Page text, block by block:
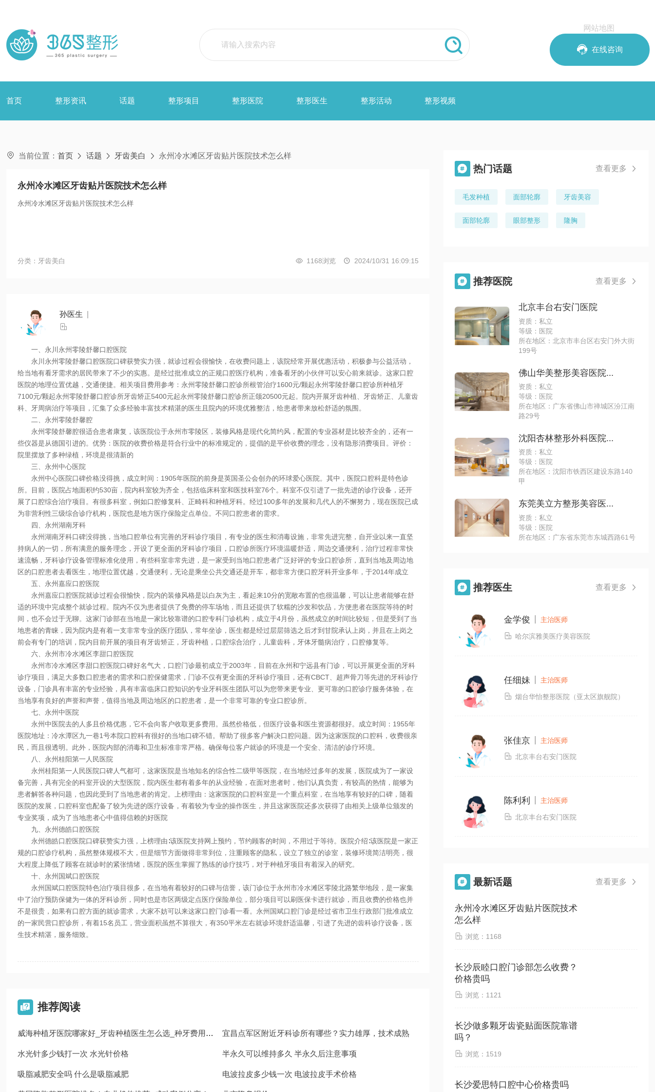

网站地图
 在线咨询
首页 整形资讯 话题 整形项目 整形医院 整形医生 整形活动 整形视频
 当前位置： 首页  话题  牙齿美白  永州冷水滩区牙齿贴片医院技术怎么样
永州冷水滩区牙齿贴片医院技术怎么样
永州冷水滩区牙齿贴片医院技术怎么样
分类：牙齿美白  1168浏览  2024/10/31 16:09:15
孙医生

一、永川永州零陵舒馨口腔医院
永川永州零陵舒馨口腔医院口碑获赞实力强，就诊过程会很愉快，在收费问题上，该院经常开展优惠活动，积极参与公益活动，
给当地有看牙需求的居民带来了不少的实惠。是经过批准成立的正规口腔医疗机构，准备看牙的小伙伴可以安心前来就诊。这家口腔
医院的地理位置优越，交通便捷。相关项目费用参考：永州零陵舒馨口腔诊所根管治疗1600元/颗起永州零陵舒馨口腔诊所种植牙
7100元/颗起永州零陵舒馨口腔诊所牙齿矫正5400元起永州零陵舒馨口腔诊所正颌20500元起。院内开展牙齿种植、牙齿矫正、儿童齿
科、牙周病治疗等项目，汇集了众多经验丰富技术精湛的医生且院内的环境优雅整洁，给患者带来放松舒适的氛围。
二、永州零陵舒馨腔
永州零陵舒馨腔很适合患者康复，该医院位于永州市零陵区，装修风格是现代化简约风，配置的专业器材是比较齐全的，还有一
些仪器是从德国引进的。优势：医院的收费价格是符合行业中的标准规定的，提倡的是平价收费的理念，没有隐形消费项目。评价：
院里摆放了多种绿植，环境是很清新的
三、永州中心医院
永州中心医院口碑价格没得挑，成立时间：1905年医院的前身是英国圣公会创办的环球爱心医院。其中，医院口腔科是特色诊
所。目前，医院占地面积约530亩，院内科室较为齐全，包括临床科室和医技科室76个。科室不仅引进了一批先进的诊疗设备，还开
展了口腔综合治疗项目。有很多科室，例如口腔修复科、正畸科和种植牙科。经过100多年的发展和几代人的不懈努力，现在医院已成
为非营利性三级综合诊疗机构，医院也是地方医疗保险定点单位。不同口腔患者的需求。
四、永州湖南牙科
永州湖南牙科口碑没得挑，当地口腔单位有完善的牙科诊疗项目，有专业的医生和消毒设施，非常先进完整，自开业以来一直坚
持病人的一切，所有满意的服务理念，开设了更全面的牙科诊疗项目，口腔诊所医疗环境温暖舒适，周边交通便利，治疗过程非常快
速流畅，牙科诊疗设备管理标准化使用，有些科室非常先进，是一家受到当地口腔患者广泛好评的专业口腔诊所，直到当地及周边地
区的口腔患者去看医生，地理位置优越，交通便利，无论是乘坐公共交通还是开车，都非常方便口腔牙科开业多年，于2014年成立
五、永州嘉应口腔医院
永州嘉应口腔医院就诊过程会很愉快，院内的装修风格是以白灰为主，看起来10分的宽敞布置的也很温馨，可以让患者能够在舒
适的环境中完成整个就诊过程。院内不仅为患者提供了免费的停车场地，而且还提供了软糯的沙发和饮品，方便患者在医院等待的时
间，也不会过于无聊。这家门诊部在当地是一家比较靠谱的口腔专科门诊机构，成立于4月份，虽然成立的时间比较短，但是受到了当
地患者的青睐，因为院内是有着一支非常专业的医疗团队，常年坐诊，医生都是经过层层筛选之后才到甘院承认上岗，并且在上岗之
前会有专门的培训，院内目前开展的项目有牙齿矫正，牙齿种植，口腔综合治疗，儿童齿科，牙体牙髓病治疗，口腔修复等。
六、永州市冷水滩区李甜口腔医院
永州市冷水滩区李甜口腔医院口碑好名气大，口腔门诊最初成立于2003年，目前在永州和宁远县有门诊，可以开展更全面的牙科
诊疗项目，满足大多数口腔患者的需求和口腔保健需求，门诊不仅有更全面的牙科诊疗项目，还有CBCT、超声骨刀等先进的牙科诊疗
设备，门诊具有丰富的专业经验，具有丰富临床口腔知识的专业牙科医生团队可以为您带来更专业、更可靠的口腔诊疗服务体验，在
当地享有良好的声誉和声誉，值得当地及周边地区的口腔患者，是一个非常可靠的专业口腔诊所。
七、永州中医院
永州中医院去的人多且价格优惠，它不会向客户收取更多费用。虽然价格低，但医疗设备和医生资源都很好。成立时间：1955年
医院地址：冷水潭区九一巷1号本院口腔科有很好的当地口碑不错。帮助了很多客户解决口腔问题。因为这家医院的口腔科，收费很亲
民，而且很透明。此外，医院内部的消毒和卫生标准非常严格。确保每位客户就诊的环境是一个安全、清洁的诊疗环境。
八、永州桂阳第一人民医院
永州桂阳第一人民医院口碑人气都可，这家医院是当地知名的综合性二级甲等医院，在当地经过多年的发展，医院成为了一家设
备完善，具有完全的科室开设的大型医院，院内医生都有着多年的从业经验，在面对患者时，他们认真负责，有较高的热情，能够为
患者解答各种问题，也因此受到了当地患者的肯定。上榜理由：这家医院的口腔科室是一个重点科室，在当地享有较好的口碑，随着
医院的发展，口腔科室也配备了较为先进的医疗设备，有着较为专业的操作医生，并且这家医院还多次获得了由相关上级单位颁发的
专业奖项，成为了当地患者心中值得信赖的好医院
九、永州德皓口腔医院
永州德皓口腔医院口碑获赞实力强，上榜理由∶该医院支持网上预约，节约顾客的时间，不用过于等待。医院介绍∶该医院是一家正
规的口腔诊疗机构，虽然整体规模不大，但是细节方面做得非常到位，注重顾客的隐私，设立了独立的诊室，装修环境简洁明亮，很
大程度上降低了顾客在就诊时的紧张情绪，医院的医生掌握了熟练的诊疗技巧，对于种植牙项目有着深入的研究。
十、永州国斌口腔医院
永州国斌口腔医院特色治疗项目很多，在当地有着较好的口碑与信誉，该门诊位于永州市冷水滩区零陵北路繁华地段，是一家集
中了治疗预防保健为一体的牙科诊所，同时也是市区两级定点医疗保险单位，部分项目可以刷医保卡进行就诊，而且收费的价格也并
不是很贵，如果有口腔方面的就诊需求，大家不妨可以来这家口腔门诊看一看。永州国斌口腔门诊是经过省市卫生行政部门批准成立
的一家民营口腔诊所，有着15名员工，营业面积虽然不算很大，有350平米左右就诊环境舒适温馨，引进了先进的齿科诊疗设备，医
生技术精湛，服务细致。
 推荐阅读
威海种植牙医院哪家好_牙齿种植医生怎么选_种牙费用_流程 宜昌点军区附近牙科诊所有哪些？实力雄厚，技术成熟
水光针多少钱打一次 水光针价格 半永久可以维持多久 半永久后注意事项
吸脂减肥安全吗 什么是吸脂减肥 电波拉皮多少钱一次 电波拉皮手术价格
 热门话题 查看更多 
毛发种植 面部轮廓 牙齿美容
面部轮廓 眼部整形 隆胸
 推荐医院 查看更多 
北京丰台右安门医院
资质：私立
等级：医院
所在地区：北京市丰台区右安门外大街
199号
佛山华美整形美容医院...
资质：私立
等级：医院
所在地区：广东省佛山市禅城区汾江南
路29号
沈阳杏林整形外科医院...
资质：私立
等级：医院
所在地区：沈阳市铁西区建设东路140
甲
东莞美立方整形美容医...
资质：私立
等级：医院
所在地区：广东省东莞市东城西路61号
 推荐医生 查看更多 
金学俊 主治医师
 哈尔滨雅美医疗美容医院
任细妹 主治医师
 烟台华怡整形医院（亚太区旗舰院）
张佳京 | 主治医师
 北京丰台右安门医院
陈利利 主治医师
 北京丰台右安门医院
 最新话题 查看更多 
永州冷水滩区牙齿贴片医院技术
怎么样
 浏览：1168
长沙辰睦口腔门诊部怎么收费？
价格贵吗
 浏览：1121
长沙做多颗牙齿瓷贴面医院靠谱
吗？
 浏览：1519
长沙爱思特口腔中心价格贵吗